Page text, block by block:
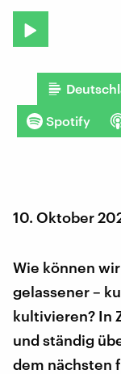
Spotify
10. Oktober
Wie können
gelassener –
kultivieren? In
und ständig
dem nächsten